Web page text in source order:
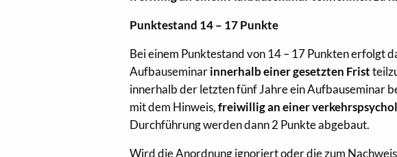
Punktestand 14 – 17 Punkte
Bei einem Punktestand von 14 – 17 Punkten erfolgt
Aufbauseminarinnerhalb einer gesetzten Frist
innerhalb der letzten fünf Jahre ein Aufbauseminar
mit dem Hinweis,freiwillig an einer
Durchführung werden dann 2 Punkte abgebaut.
Wird die Anordnung ignoriert oder die zum